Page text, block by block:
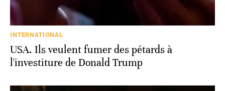
INTERNATIONAL
USA. Ils veulent fumer des pétards à
l'investiture de Donald Trump